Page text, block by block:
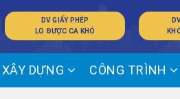
DV GIẤY PHÉP
LO ĐƯỢC CA KHÓ
XÂY DỰNG CÔNG TRÌNH